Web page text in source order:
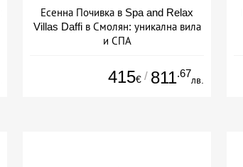
Есенна Почивка в Spa and Relax
Villas Daffi в Смолян: уникална вила
и СПА
415€ / 811.67
лв.